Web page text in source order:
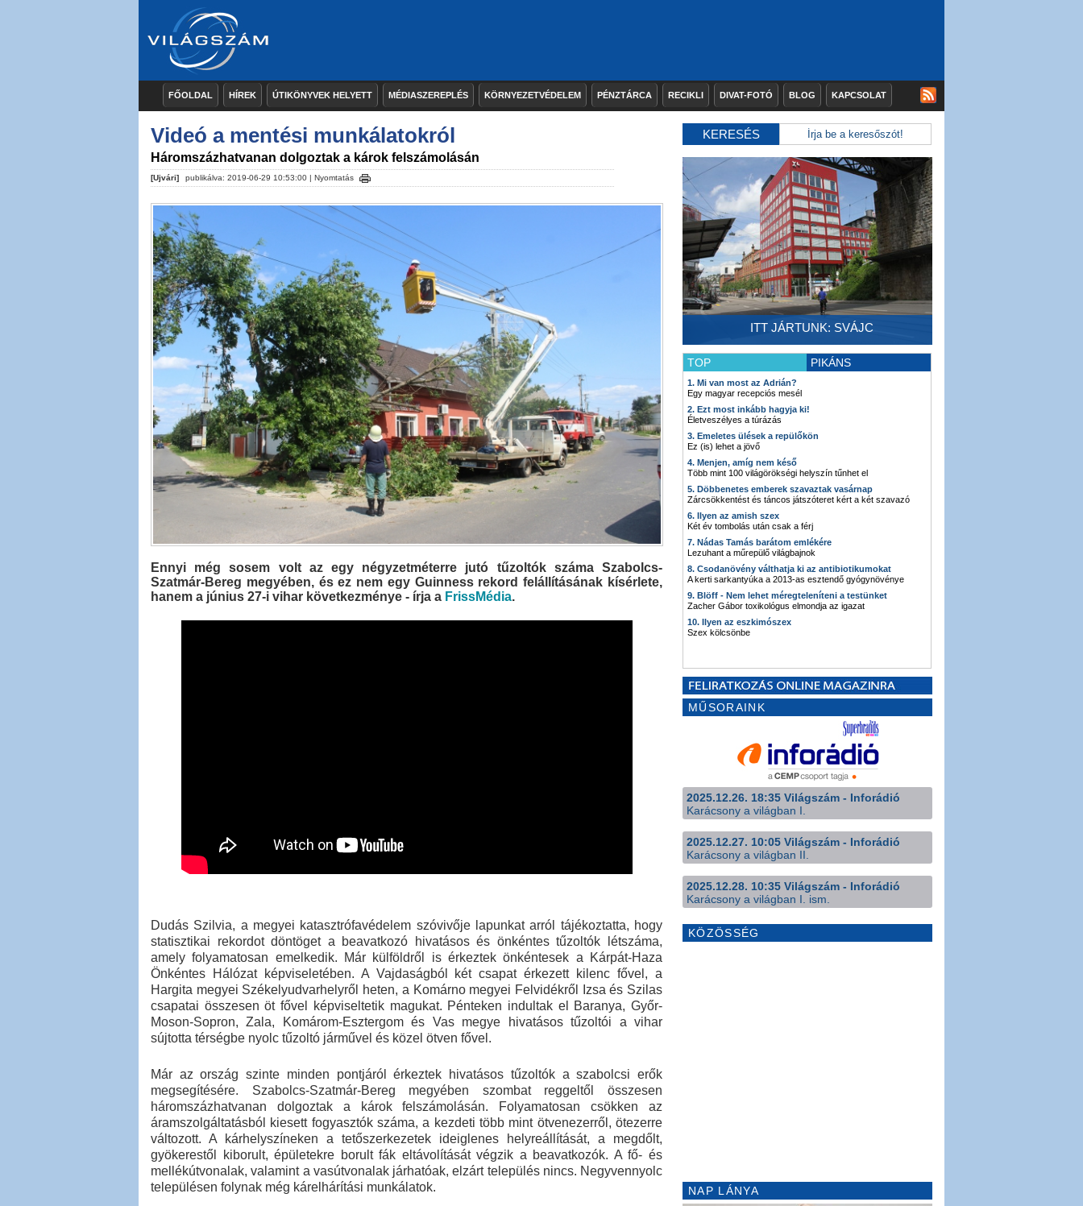
FŐOLDAL HÍREK ÚTIKÖNYVEK HELYETT MÉDIASZEREPLÉS KÖRNYEZETVÉDELEM PÉNZTÁRCA RECIKLI DIVAT-FOTÓ BLOG KAPCSOLAT
Videó a mentési munkálatokról
Háromszázhatvanan dolgoztak a károk felszámolásán
[Ujvári] publikálva: 2019-06-29 10:53:00 | Nyomtatás
Ennyi még sosem volt az egy négyzetméterre jutó tűzoltók száma Szabolcs-
Szatmár-Bereg megyében, és ez nem egy Guinness rekord felállításának kísérlete,
hanem a június 27-i vihar következménye - írja a FrissMédia.
Dudás Szilvia, a megyei katasztrófavédelem szóvivője lapunkat arról tájékoztatta, hogy
statisztikai rekordot döntöget a beavatkozó hivatásos és önkéntes tűzoltók létszáma,
amely folyamatosan emelkedik. Már külföldről is érkeztek önkéntesek a Kárpát-Haza
Önkéntes Hálózat képviseletében. A Vajdaságból két csapat érkezett kilenc fővel, a
Hargita megyei Székelyudvarhelyről heten, a Komárno megyei Felvidékről Izsa és Szilas
csapatai összesen öt fővel képviseltetik magukat. Pénteken indultak el Baranya, Győr-
Moson-Sopron, Zala, Komárom-Esztergom és Vas megye hivatásos tűzoltói a vihar
sújtotta térségbe nyolc tűzoltó járművel és közel ötven fővel.
Már az ország szinte minden pontjáról érkeztek hivatásos tűzoltók a szabolcsi erők
megsegítésére. Szabolcs-Szatmár-Bereg megyében szombat reggeltől összesen
háromszázhatvanan dolgoztak a károk felszámolásán. Folyamatosan csökken az
áramszolgáltatásból kiesett fogyasztók száma, a kezdeti több mint ötvenezerről, ötezerre
változott. A kárhelyszíneken a tetőszerkezetek ideiglenes helyreállítását, a megdőlt,
gyökerestől kiborult, épületekre borult fák eltávolítását végzik a beavatkozók. A fő- és
mellékútvonalak, valamint a vasútvonalak járhatóak, elzárt település nincs. Negyvennyolc
településen folynak még kárelhárítási munkálatok.
KERESÉS
ITT JÁRTUNK: SVÁJC
TOP PIKÁNS
1. Mi van most az Adrián?
Egy magyar recepciós mesél
2. Ezt most inkább hagyja ki!
Életveszélyes a túrázás
3. Emeletes ülések a repülőkön
Ez (is) lehet a jövő
4. Menjen, amíg nem késő
Több mint 100 világörökségi helyszín tűnhet el
5. Döbbenetes emberek szavaztak vasárnap
Zárcsökkentést és táncos játszóteret kért a két szavazó
6. Ilyen az amish szex
Két év tombolás után csak a férj
7. Nádas Tamás barátom emlékére
Lezuhant a műrepülő világbajnok
8. Csodanövény válthatja ki az antibiotikumokat
A kerti sarkantyúka a 2013-as esztendő gyógynövénye
9. Blöff - Nem lehet méregteleníteni a testünket
Zacher Gábor toxikológus elmondja az igazat
10. Ilyen az eszkimószex
Szex kölcsönbe
MŰSORAINK
2025.12.26. 18:35 Világszám - Inforádió
Karácsony a világban I.
2025.12.27. 10:05 Világszám - Inforádió
Karácsony a világban II.
2025.12.28. 10:35 Világszám - Inforádió
Karácsony a világban I. ism.
KÖZÖSSÉG
NAP LÁNYA